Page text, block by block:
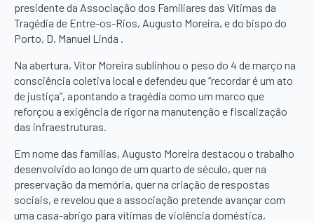
presidente da Associação dos Familiares das Vítimas da
Tragédia de Entre-os-Rios, Augusto Moreira, e do bispo do
Porto, D. Manuel Linda .
Na abertura, Vítor Moreira sublinhou o peso do 4 de março na
consciência coletiva local e defendeu que “recordar é um ato
de justiça”, apontando a tragédia como um marco que
reforçou a exigência de rigor na manutenção e fiscalização
das infraestruturas.
Em nome das famílias, Augusto Moreira destacou o trabalho
desenvolvido ao longo de um quarto de século, quer na
preservação da memória, quer na criação de respostas
sociais, e revelou que a associação pretende avançar com
uma casa-abrigo para vítimas de violência doméstica,